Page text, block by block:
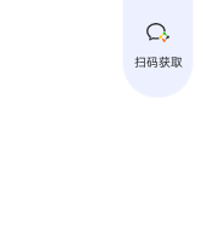
扫码获取